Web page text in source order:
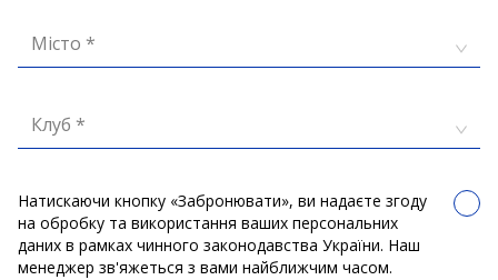
Місто *
Клуб *
Натискаючи кнопку «Забронювати», ви надаєте згоду
на обробку та використання ваших персональних
даних в рамках чинного законодавства України. Наш
менеджер зв'яжеться з вами найближчим часом.